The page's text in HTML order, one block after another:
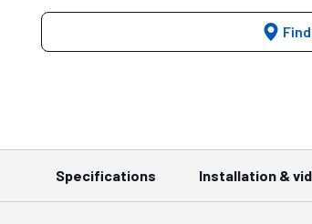
Specifications Installation &